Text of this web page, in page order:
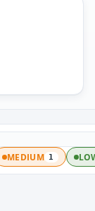
MEDIUM 1